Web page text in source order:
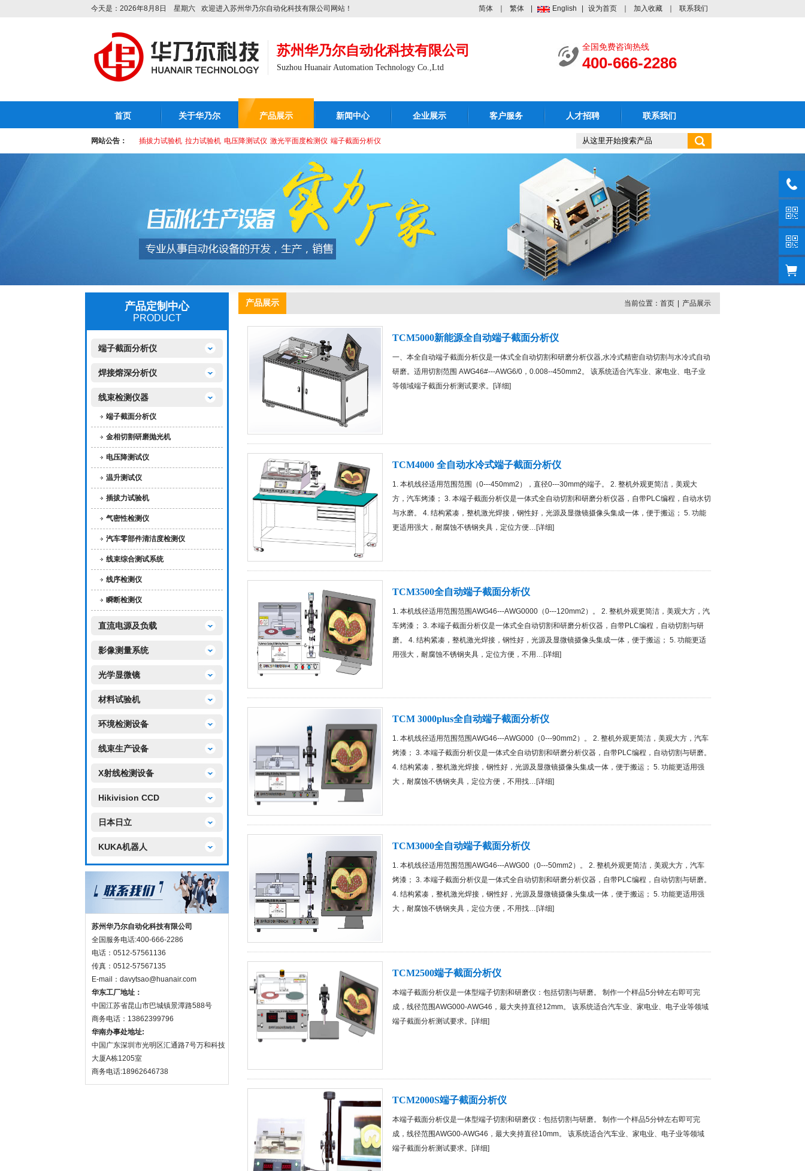
今天是：2026年8月8日 星期六 欢迎进入苏州华乃尔自动化科技有限公司网站！ 简体 繁体 English 设为首页 加入收藏 联系我们
苏州华乃尔自动化科技有限公司
Suzhou Huanair Automation Technology Co.,Ltd
全国免费咨询热线
400-666-2286
首页 关于华乃尔 产品展示 新闻中心 企业展示 客户服务 人才招聘 联系我们
网站公告： 插拔力试验机 拉力试验机 电压降测试仪 激光平面度检测仪 端子截面分析仪
产品定制中心
PRODUCT
端子截面分析仪
焊接熔深分析仪
线束检测仪器
端子截面分析仪
金相切割研磨抛光机
电压降测试仪
温升测试仪
插拔力试验机
气密性检测仪
汽车零部件清洁度检测仪
线束综合测试系统
线序检测仪
瞬断检测仪
直流电源及负载
影像测量系统
光学显微镜
材料试验机
环境检测设备
线束生产设备
X射线检测设备
Hikivision CCD
日本日立
KUKA机器人
苏州华乃尔自动化科技有限公司
全国服务电话:400-666-2286
电话：0512-57561136
传真：0512-57567135
E-mail：davytsao@huanair.com
华东工厂地址：
中国江苏省昆山市巴城镇景潭路588号
商务电话：13862399796
华南办事处地址:
中国广东深圳市光明区汇通路7号万和科技
大厦A栋1205室
商务电话:18962646738
产品展示 当前位置： 首页 产品展示
TCM5000新能源全自动端子截面分析仪
一、本全自动端子截面分析仪是一体式全自动切割和研磨分析仪器,水冷式精密自动切割与水冷式自动
研磨。适用切割范围 AWG46#---AWG6/0，0.008--450mm2。 该系统适合汽车业、家电业、电子业
等领域端子截面分析测试要求。[详细]
TCM4000 全自动水冷式端子截面分析仪
1. 本机线径适用范围范围（0---450mm2），直径0---30mm的端子。 2. 整机外观更简洁，美观大
方，汽车烤漆； 3. 本端子截面分析仪是一体式全自动切割和研磨分析仪器，自带PLC编程，自动水切
与水磨。 4. 结构紧凑，整机激光焊接，钢性好，光源及显微镜摄像头集成一体，便于搬运； 5. 功能
更适用强大，耐腐蚀不锈钢夹具，定位方便…[详细]
TCM3500全自动端子截面分析仪
1. 本机线径适用范围范围AWG46---AWG0000（0---120mm2）。 2. 整机外观更简洁，美观大方，汽
车烤漆； 3. 本端子截面分析仪是一体式全自动切割和研磨分析仪器，自带PLC编程，自动切割与研
磨。 4. 结构紧凑，整机激光焊接，钢性好，光源及显微镜摄像头集成一体，便于搬运； 5. 功能更适
用强大，耐腐蚀不锈钢夹具，定位方便，不用…[详细]
TCM 3000plus全自动端子截面分析仪
1. 本机线径适用范围范围AWG46---AWG000（0---90mm2）。 2. 整机外观更简洁，美观大方，汽车
烤漆； 3. 本端子截面分析仪是一体式全自动切割和研磨分析仪器，自带PLC编程，自动切割与研磨。
4. 结构紧凑，整机激光焊接，钢性好，光源及显微镜摄像头集成一体，便于搬运； 5. 功能更适用强
大，耐腐蚀不锈钢夹具，定位方便，不用找…[详细]
TCM3000全自动端子截面分析仪
1. 本机线径适用范围范围AWG46---AWG00（0---50mm2）。 2. 整机外观更简洁，美观大方，汽车
烤漆； 3. 本端子截面分析仪是一体式全自动切割和研磨分析仪器，自带PLC编程，自动切割与研磨。
4. 结构紧凑，整机激光焊接，钢性好，光源及显微镜摄像头集成一体，便于搬运； 5. 功能更适用强
大，耐腐蚀不锈钢夹具，定位方便，不用找…[详细]
TCM2500端子截面分析仪
本端子截面分析仪是一体型端子切割和研磨仪：包括切割与研磨。 制作一个样品5分钟左右即可完
成，线径范围AWG000-AWG46，最大夹持直径12mm。 该系统适合汽车业、家电业、电子业等领域
端子截面分析测试要求。[详细]
TCM2000S端子截面分析仪
本端子截面分析仪是一体型端子切割和研磨仪：包括切割与研磨。 制作一个样品5分钟左右即可完
成，线径范围AWG00-AWG46，最大夹持直径10mm。 该系统适合汽车业、家电业、电子业等领域
端子截面分析测试要求。[详细]